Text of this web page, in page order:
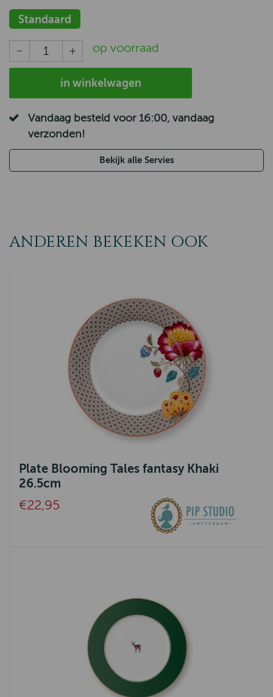
Standaard
op voorraad
in winkelwagen
Vandaag besteld voor 16:00, vandaag
verzonden!
Bekijk alle Servies
ANDEREN BEKEKEN OOK
Plate Blooming Tales fantasy Khaki
26.5cm
€22,95